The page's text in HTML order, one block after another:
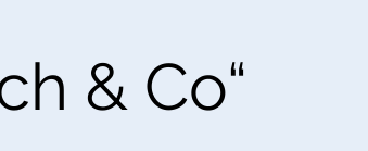
& Co“